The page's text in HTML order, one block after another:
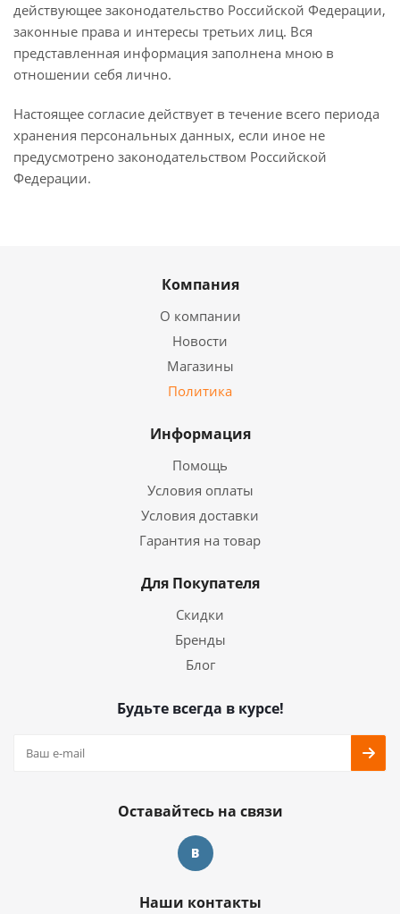
действующее законодательство Российской Федерации,
законные права и интересы третьих лиц. Вся
представленная информация заполнена мною в
отношении себя лично.
Настоящее согласие действует в течение всего периода
хранения персональных данных, если иное не
предусмотрено законодательством Российской
Федерации.
Компания
О компании
Новости
Магазины
Политика
Информация
Помощь
Условия оплаты
Условия доставки
Гарантия на товар
Для Покупателя
Скидки
Бренды
Блог
Будьте всегда в курсе!
Оставайтесь на связи
Наши контакты